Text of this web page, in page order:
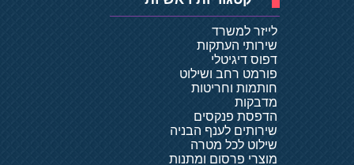
לייזר למשרד
שירותי העתקות
דפוס דיגיטלי
פורמט רחב ושילוט
חותמות וחריטות
מדבקות
הדפסת פנקסים
שירותים לענף הבניה
שילוט לכל מטרה
מוצרי פרסום ומתנות